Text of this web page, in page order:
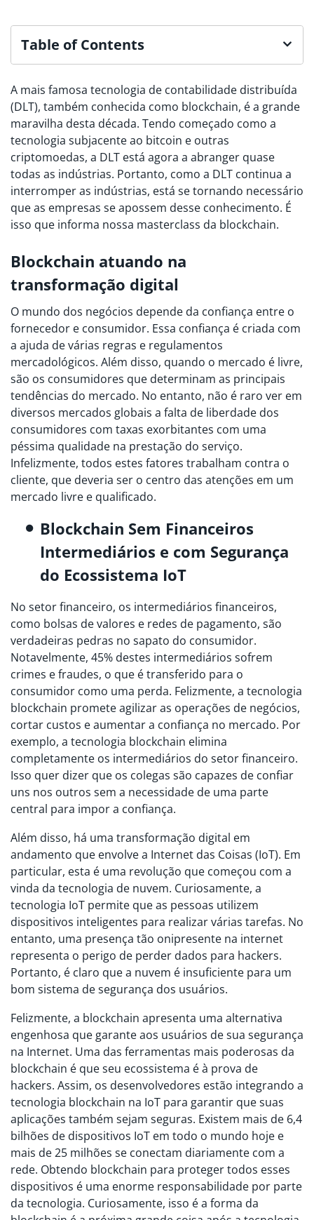
Table of Contents
A mais famosa tecnologia de contabilidade distribuída
(DLT), também conhecida como blockchain, é a grande
maravilha desta década. Tendo começado como a
tecnologia subjacente ao bitcoin e outras
criptomoedas, a DLT está agora a abranger quase
todas as indústrias. Portanto, como a DLT continua a
interromper as indústrias, está se tornando necessário
que as empresas se apossem desse conhecimento. É
isso que informa nossa masterclass da blockchain.
Blockchain atuando na
transformação digital
O mundo dos negócios depende da confiança entre o
fornecedor e consumidor. Essa confiança é criada com
a ajuda de várias regras e regulamentos
mercadológicos. Além disso, quando o mercado é livre,
são os consumidores que determinam as principais
tendências do mercado. No entanto, não é raro ver em
diversos mercados globais a falta de liberdade dos
consumidores com taxas exorbitantes com uma
péssima qualidade na prestação do serviço.
Infelizmente, todos estes fatores trabalham contra o
cliente, que deveria ser o centro das atenções em um
mercado livre e qualificado.
Blockchain Sem Financeiros
Intermediários e com Segurança
do Ecossistema IoT
No setor financeiro, os intermediários financeiros,
como bolsas de valores e redes de pagamento, são
verdadeiras pedras no sapato do consumidor.
Notavelmente, 45% destes intermediários sofrem
crimes e fraudes, o que é transferido para o
consumidor como uma perda. Felizmente, a tecnologia
blockchain promete agilizar as operações de negócios,
cortar custos e aumentar a confiança no mercado. Por
exemplo, a tecnologia blockchain elimina
completamente os intermediários do setor financeiro.
Isso quer dizer que os colegas são capazes de confiar
uns nos outros sem a necessidade de uma parte
central para impor a confiança.
Além disso, há uma transformação digital em
andamento que envolve a Internet das Coisas (IoT). Em
particular, esta é uma revolução que começou com a
vinda da tecnologia de nuvem. Curiosamente, a
tecnologia IoT permite que as pessoas utilizem
dispositivos inteligentes para realizar várias tarefas. No
entanto, uma presença tão onipresente na internet
representa o perigo de perder dados para hackers.
Portanto, é claro que a nuvem é insuficiente para um
bom sistema de segurança dos usuários.
Felizmente, a blockchain apresenta uma alternativa
engenhosa que garante aos usuários de sua segurança
na Internet. Uma das ferramentas mais poderosas da
blockchain é que seu ecossistema é à prova de
hackers. Assim, os desenvolvedores estão integrando a
tecnologia blockchain na IoT para garantir que suas
aplicações também sejam seguras. Existem mais de 6,4
bilhões de dispositivos IoT em todo o mundo hoje e
mais de 25 milhões se conectam diariamente com a
rede. Obtendo blockchain para proteger todos esses
dispositivos é uma enorme responsabilidade por parte
da tecnologia. Curiosamente, isso é a forma da